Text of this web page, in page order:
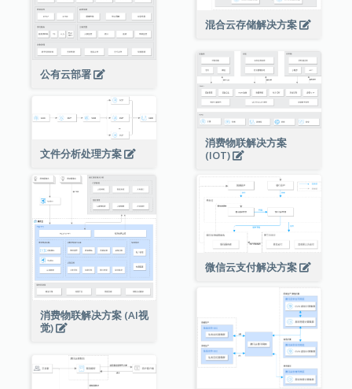
混合云存储解决方案
公有云部署
消费物联解决方案
(IOT)
文件分析处理方案
消费物联解决方案 (AI视
觉)
微信云支付解决方案